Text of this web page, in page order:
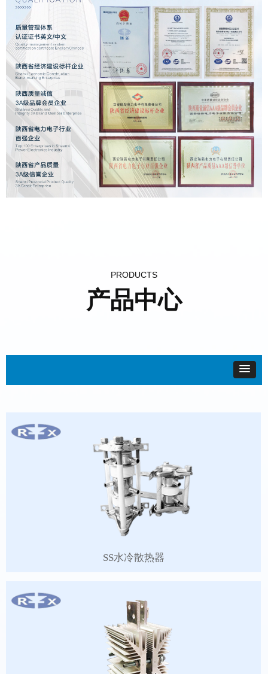
PRODUCTS
产品中心
SS水冷散热器